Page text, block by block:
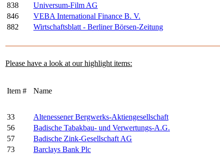
838
Universum-Film AG
846
VEBA International Finance B. V.
882
Wirtschaftsblatt - Berliner Börsen-Zeitung
Please have a look at our highlight items:
Item # Name
33
Altenessener Bergwerks-Aktiengesellschaft
56
Badische Tabakbau- und Verwertungs-A.G.
57
Badische Zink-Gesellschaft AG
73
Barclays Bank Plc